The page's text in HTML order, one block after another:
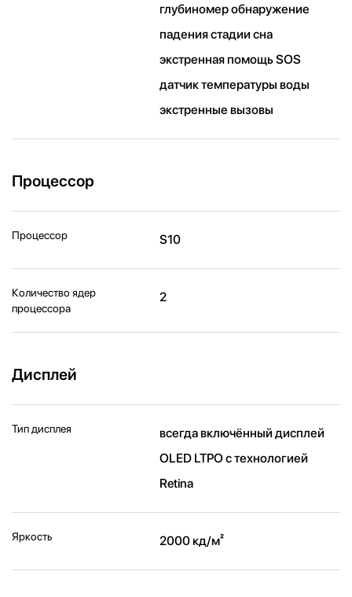
глубиномер обнаружение
падения стадии сна
экстренная помощь SOS
датчик температуры воды
экстренные вызовы
Процессор
Процессор S10
Количество ядер
процессора
2
Дисплей
Тип дисплея
всегда включённый дисплей
OLED LTPO с технологией
Retina
Яркость 2000 кд/ м²